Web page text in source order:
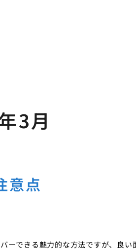
3月
意点
ーできる魅力的な方法ですが、良い